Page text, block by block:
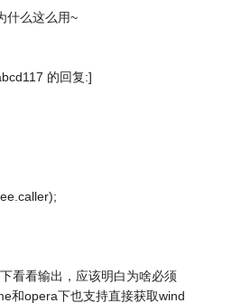
什么这么用~
的回复:]
看看输出，应该明白为啥必须
和opera下也支持直接获取wind